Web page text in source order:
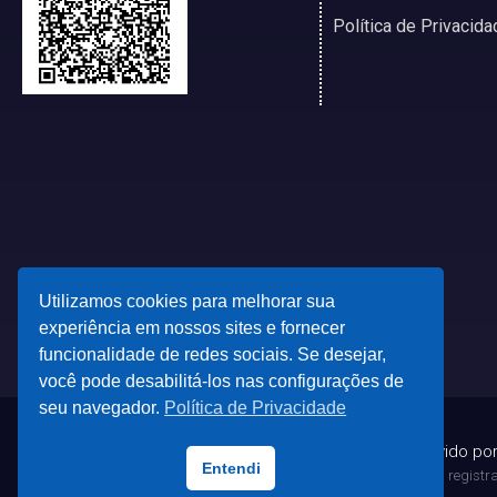
Política de
© 2023 - Desenvolvido
Todas as marcas
Utilizamos cookies para melhorar sua
experiência em nossos sites e fornecer
funcionalidade de redes sociais. Se desejar,
você pode desabilitá-los nas configurações de
seu navegador. Política de Privacidade
Entendi